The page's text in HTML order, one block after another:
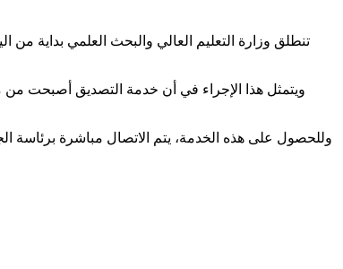
ويتمثل هذا الإجراء في أن خدمة التصديق أصبحت من